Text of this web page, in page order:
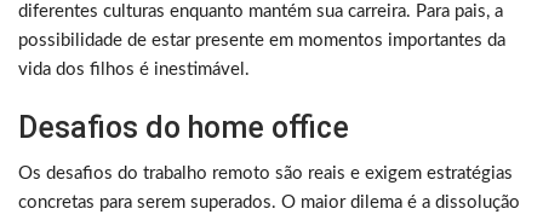
diferentes culturas enquanto mantém sua carreira. Para pais, a
possibilidade de estar presente em momentos importantes da
vida dos filhos é inestimável.
Desafios do home office
Os desafios do trabalho remoto são reais e exigem estratégias
concretas para serem superados. O maior dilema é a dissolução